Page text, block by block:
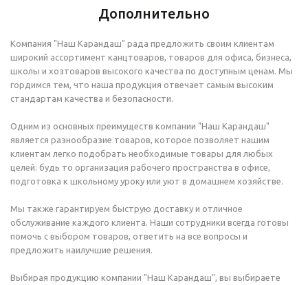
Дополнительно
Компания "Наш Карандаш" рада предложить своим клиентам
широкий ассортимент канцтоваров, товаров для офиса, бизнеса,
школы и хозтоваров высокого качества по доступным ценам. Мы
гордимся тем, что наша продукция отвечает самым высоким
стандартам качества и безопасности.
Одним из основных преимуществ компании "Наш Карандаш"
является разнообразие товаров, которое позволяет нашим
клиентам легко подобрать необходимые товары для любых
целей: будь то организация рабочего пространства в офисе,
подготовка к школьному уроку или уют в домашнем хозяйстве.
Мы также гарантируем быструю доставку и отличное
обслуживание каждого клиента. Наши сотрудники всегда готовы
помочь с выбором товаров, ответить на все вопросы и
предложить наилучшие решения.
Выбирая продукцию компании "Наш Карандаш", вы выбираете